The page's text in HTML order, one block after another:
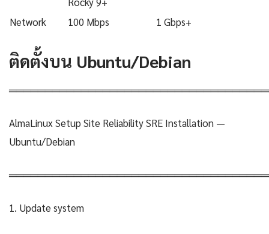
Network 100 Mbps 1 Gbps+
ติดตั้งบน Ubuntu/Debian
AlmaLinux Setup Site Reliability SRE Installation —
Ubuntu/Debian
1. Update system